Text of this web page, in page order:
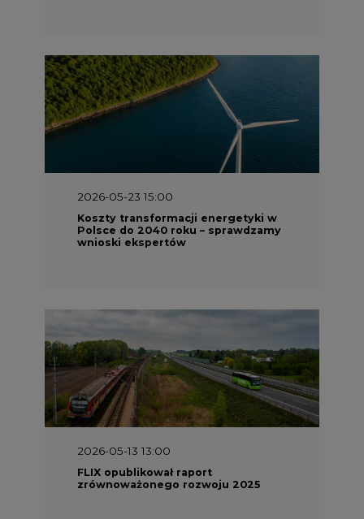
2026-05-23 15:00
Koszty transformacji energetyki w
Polsce do 2040 roku – sprawdzamy
wnioski ekspertów
2026-05-13 13:00
FLIX opublikował raport
zrównoważonego rozwoju 2025